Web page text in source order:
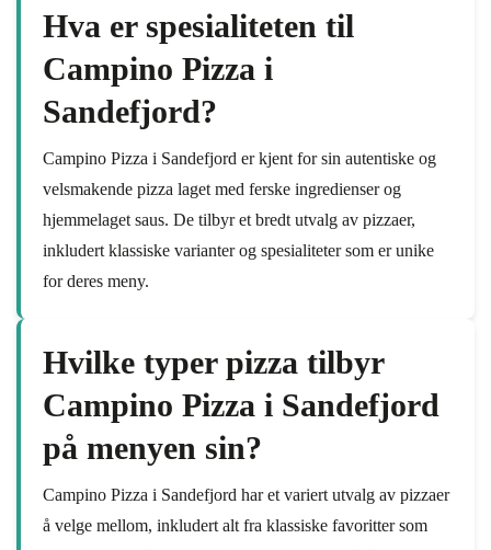
Hva er spesialiteten til
Campino Pizza i
Sandefjord?
Campino Pizza i Sandefjord er kjent for sin autentiske og
velsmakende pizza laget med ferske ingredienser og
hjemmelaget saus. De tilbyr et bredt utvalg av pizzaer,
inkludert klassiske varianter og spesialiteter som er unike
for deres meny.
Hvilke typer pizza tilbyr
Campino Pizza i Sandefjord
på menyen sin?
Campino Pizza i Sandefjord har et variert utvalg av pizzaer
å velge mellom, inkludert alt fra klassiske favoritter som